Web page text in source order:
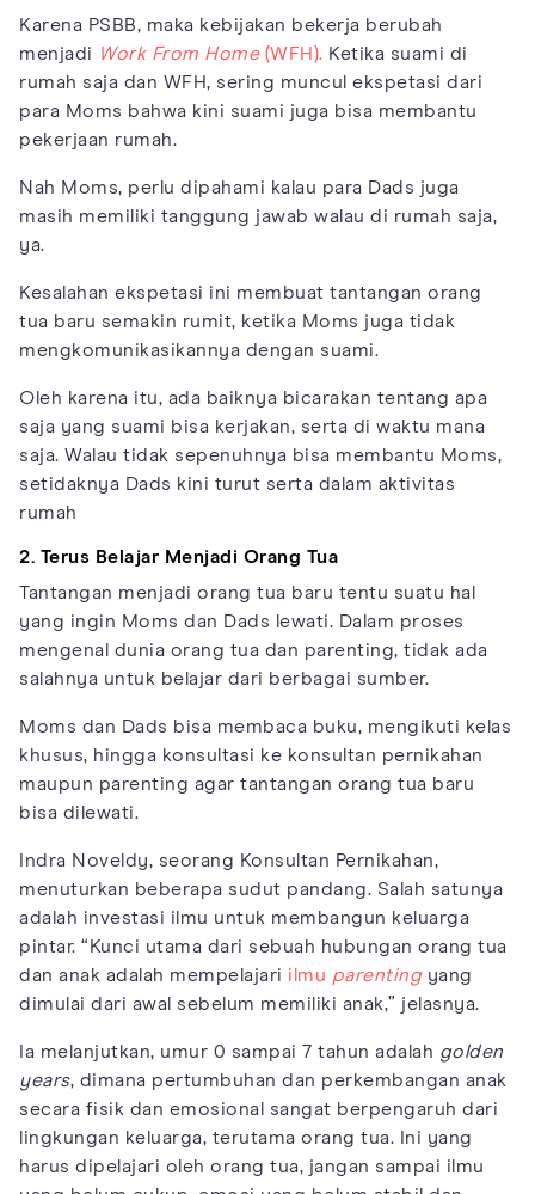
Karena PSBB, maka kebijakan bekerja berubah
menjadi Work From Home(WFH). Ketika suami di
rumah saja dan WFH, sering muncul ekspetasi dari
para Moms bahwa kini suami juga bisa membantu
pekerjaan rumah.
Nah Moms, perlu dipahami kalau para Dads juga
masih memiliki tanggung jawab walau di rumah saja,
ya.
Kesalahan ekspetasi ini membuat tantangan orang
tua baru semakin rumit, ketika Moms juga tidak
mengkomunikasikannya dengan suami.
Oleh karena itu, ada baiknya bicarakan tentang apa
saja yang suami bisa kerjakan, serta di waktu mana
saja. Walau tidak sepenuhnya bisa membantu Moms,
setidaknya Dads kini turut serta dalam aktivitas
rumah
2. Terus Belajar Menjadi Orang Tua
Tantangan menjadi orang tua baru tentu suatu hal
yang ingin Moms dan Dads lewati. Dalam proses
mengenal dunia orang tua dan parenting, tidak ada
salahnya untuk belajar dari berbagai sumber.
Moms dan Dads bisa membaca buku, mengikuti kelas
khusus, hingga konsultasi ke konsultan pernikahan
maupun parenting agar tantangan orang tua baru
bisa dilewati.
Indra Noveldy, seorang Konsultan Pernikahan,
menuturkan beberapa sudut pandang. Salah satunya
adalah investasi ilmu untuk membangun keluarga
pintar. “Kunci utama dari sebuah hubungan orang tua
dan anak adalah mempelajari ilmu parentingyang
dimulai dari awal sebelum memiliki anak,” jelasnya.
Ia melanjutkan, umur 0 sampai 7 tahun adalah golden
years, dimana pertumbuhan dan perkembangan anak
secara fisik dan emosional sangat berpengaruh dari
lingkungan keluarga, terutama orang tua. Ini yang
harus dipelajari oleh orang tua, jangan sampai ilmu